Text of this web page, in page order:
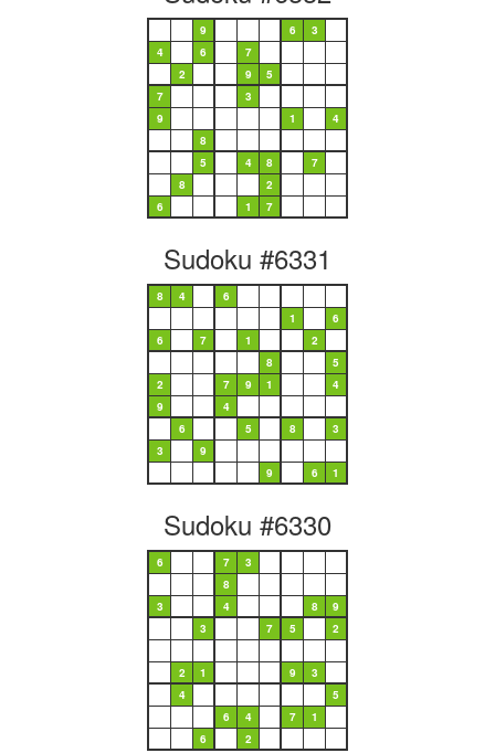
9 6
3
4
6
7
2
9
5
7
3
9
1
4
8
5
4 8
7
8
2
6
1 7
Sudoku #6331
8 4
6
1
6
6
7 1
2
8
5
2
7 9 1
4
9
4
6
5 8
3
3
9
9
6 1
Sudoku #6330
6 7
3
8
3
4 8
9
3
7 5 2
2 1 9
3
4
5
6
4 7
1
6
2